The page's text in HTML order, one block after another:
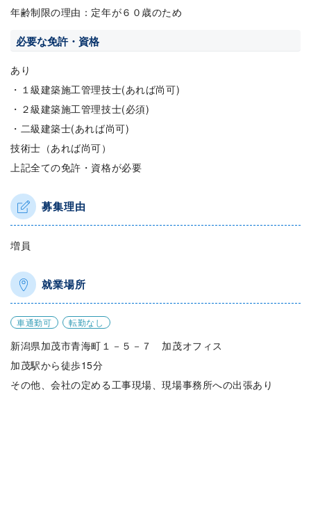
年齢制限の理由：定年が６０歳のため
必要な免許・資格
あり
・１級建築施工管理技士(あれば尚可)
・２級建築施工管理技士(必須)
・二級建築士(あれば尚可)
技術士（あれば尚可）
上記全ての免許・資格が必要
募集理由
増員
就業場所
車通勤可 転勤なし
新潟県加茂市青海町１－５－７ 加茂オフィス
加茂駅から徒歩15分
その他、会社の定める工事現場、現場事務所への出張あり